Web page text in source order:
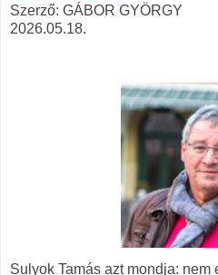
Szerző: GÁBOR GYÖRGY
2026.05.18.
Sulyok Tamás azt mondja: